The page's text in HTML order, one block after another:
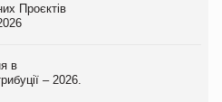
Проєктів
в
– 2026.